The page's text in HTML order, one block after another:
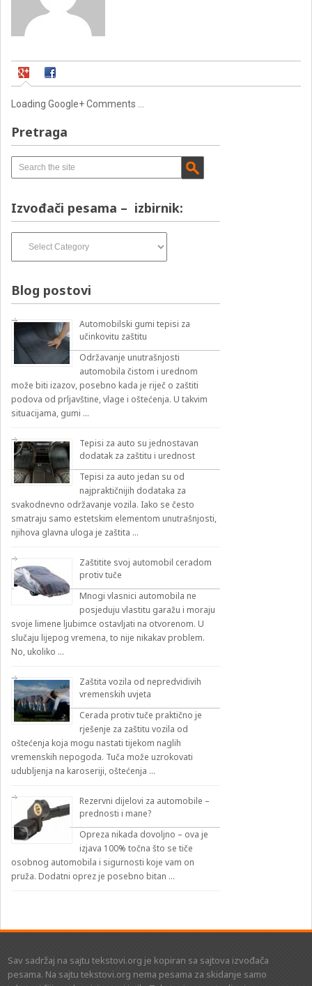
Loading Google+ Comments ...
Pretraga
Izvođači pesama – izbirnik:
pesama
Blog postovi
Automobilski gumi tepisi za
učinkovitu zaštitu
Održavanje unutrašnjosti
automobila čistom i urednom
može biti izazov, posebno kada je riječ o zaštiti
podova od prljavštine, vlage i oštećenja. U takvim
situacijama, gumi …
Tepisi za auto su jednostavan
dodatak za zaštitu i urednost
Tepisi za auto jedan su od
najpraktičnijih dodataka za
svakodnevno održavanje vozila. Iako se često
smatraju samo estetskim elementom unutrašnjosti,
njihova glavna uloga je zaštita …
Zaštitite svoj automobil ceradom
protiv tuče
Mnogi vlasnici automobila ne
posjeduju vlastitu garažu i moraju
svoje limene ljubimce ostavljati na otvorenom. U
slučaju lijepog vremena, to nije nikakav problem.
No, ukoliko …
Zaštita vozila od nepredvidivih
vremenskih uvjeta
Cerada protiv tuče praktično je
rješenje za zaštitu vozila od
oštećenja koja mogu nastati tijekom naglih
vremenskih nepogoda. Tuča može uzrokovati
udubljenja na karoseriji, oštećenja …
Rezervni dijelovi za automobile –
prednosti i mane?
Opreza nikada dovoljno – ova je
izjava 100% točna što se tiče
osobnog automobila i sigurnosti koje vam on
pruža. Dodatni oprez je posebno bitan …
Sav sadržaj na sajtu tekstovi.org je kopiran sa sajtova izvođača
pesama. Na sajtu tekstovi.org nema pesama za skidanje samo